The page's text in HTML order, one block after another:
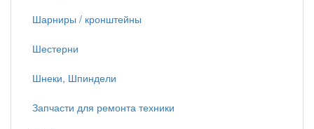
Шарниры / кронштейны
Шестерни
Шнеки, Шпиндели
Запчасти для ремонта техники